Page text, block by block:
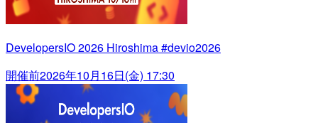
DevelopersIO 2026 Hiroshima #devio2026
開催前2026年10月16日(金) 17:30